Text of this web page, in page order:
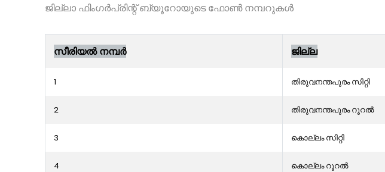
ജില്ലാ ഫിംഗർപ്രിന്റ് ബ്യൂറോയുടെ ഫോൺ നമ്പറുകൾ
സീരിയൽ നമ്പർ ജില്ല
1 തിരുവനന്തപുരം സിറ്റി
2 തിരുവനന്തപുരം റൂറൽ
3 കൊല്ലം സിറ്റി
4 കൊല്ലം റൂറൽ